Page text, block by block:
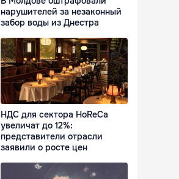
нарушителей за незаконный
забор воды из Днестра
НДС для сектора HoReCa
увеличат до 12%:
представители отрасли
заявили о росте цен